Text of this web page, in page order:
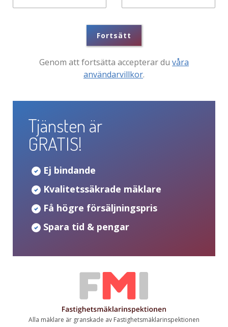
Fortsätt
Genom att fortsätta accepterar du våra
användarvillkor.
Tjänsten är
GRATIS!
Ej bindande
Kvalitetssäkrade mäklare
Få högre försäljningspris
Spara tid & pengar
Alla mäklare är granskade av Fastighetsmäklarinspektionen